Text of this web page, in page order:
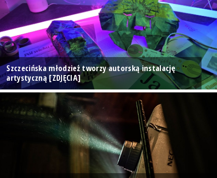
Szczecińska młodzież tworzy autorską instalację
artystyczną [ZDJĘCIA]